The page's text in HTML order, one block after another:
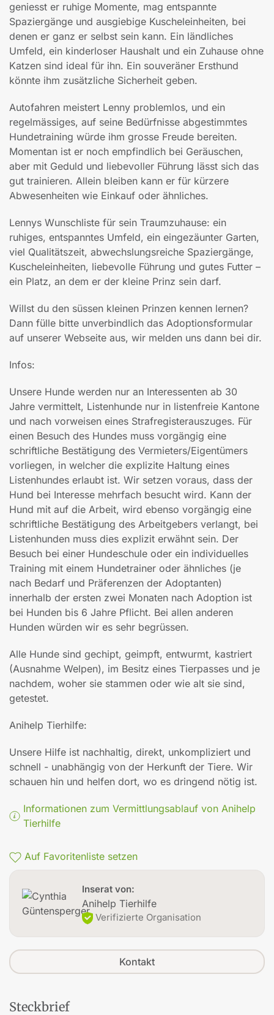
geniesst er ruhige Momente, mag entspannte
Spaziergänge und ausgiebige Kuscheleinheiten, bei
denen er ganz er selbst sein kann. Ein ländliches
Umfeld, ein kinderloser Haushalt und ein Zuhause ohne
Katzen sind ideal für ihn. Ein souveräner Ersthund
könnte ihm zusätzliche Sicherheit geben.
Autofahren meistert Lenny problemlos, und ein
regelmässiges, auf seine Bedürfnisse abgestimmtes
Hundetraining würde ihm grosse Freude bereiten.
Momentan ist er noch empfindlich bei Geräuschen,
aber mit Geduld und liebevoller Führung lässt sich das
gut trainieren. Allein bleiben kann er für kürzere
Abwesenheiten wie Einkauf oder ähnliches.
Lennys Wunschliste für sein Traumzuhause: ein
ruhiges, entspanntes Umfeld, ein eingezäunter Garten,
viel Qualitätszeit, abwechslungsreiche Spaziergänge,
Kuscheleinheiten, liebevolle Führung und gutes Futter –
ein Platz, an dem er der kleine Prinz sein darf.
Willst du den süssen kleinen Prinzen kennen lernen?
Dann fülle bitte unverbindlich das Adoptionsformular
auf unserer Webseite aus, wir melden uns dann bei dir.
Infos:
Unsere Hunde werden nur an Interessenten ab 30
Jahre vermittelt, Listenhunde nur in listenfreie Kantone
und nach vorweisen eines Strafregisterauszuges. Für
einen Besuch des Hundes muss vorgängig eine
schriftliche Bestätigung des Vermieters/Eigentümers
vorliegen, in welcher die explizite Haltung eines
Listenhundes erlaubt ist. Wir setzen voraus, dass der
Hund bei Interesse mehrfach besucht wird. Kann der
Hund mit auf die Arbeit, wird ebenso vorgängig eine
schriftliche Bestätigung des Arbeitgebers verlangt, bei
Listenhunden muss dies explizit erwähnt sein. Der
Besuch bei einer Hundeschule oder ein individuelles
Training mit einem Hundetrainer oder ähnliches (je
nach Bedarf und Präferenzen der Adoptanten)
innerhalb der ersten zwei Monaten nach Adoption ist
bei Hunden bis 6 Jahre Pflicht. Bei allen anderen
Hunden würden wir es sehr begrüssen.
Alle Hunde sind gechipt, geimpft, entwurmt, kastriert
(Ausnahme Welpen), im Besitz eines Tierpasses und je
nachdem, woher sie stammen oder wie alt sie sind,
getestet.
Anihelp Tierhilfe:
Unsere Hilfe ist nachhaltig, direkt, unkompliziert und
schnell - unabhängig von der Herkunft der Tiere. Wir
schauen hin und helfen dort, wo es dringend nötig ist.
Informationen zum Vermittlungsablauf von Anihelp
Tierhilfe
Auf Favoritenliste setzen
Inserat von:
Anihelp Tierhilfe
Verifizierte Organisation
Kontakt
Steckbrief